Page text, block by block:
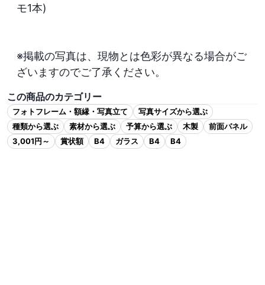
モ1本)
※掲載の写真は、現物とは色彩が異なる場合がご
ざいますのでご了承ください。
この商品のカテゴリー
フォトフレーム・額縁・写真立て
写真サイズから選ぶ
種類から選ぶ
素材から選ぶ 予算から選ぶ 木製
前面パネル
3,001円～
賞状額 B4 ガラス B4 B4